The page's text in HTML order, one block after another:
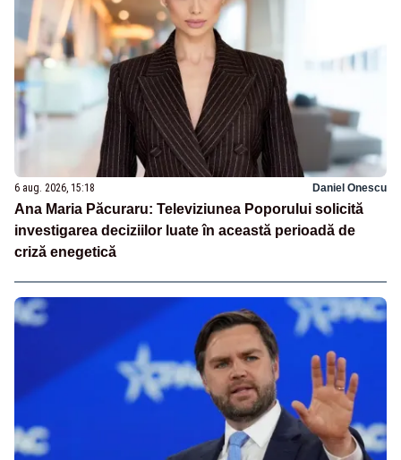
6 aug. 2026, 15:18 Daniel Onescu
Ana Maria Păcuraru: Televiziunea Poporului solicită
investigarea deciziilor luate în această perioadă de
criză enegetică